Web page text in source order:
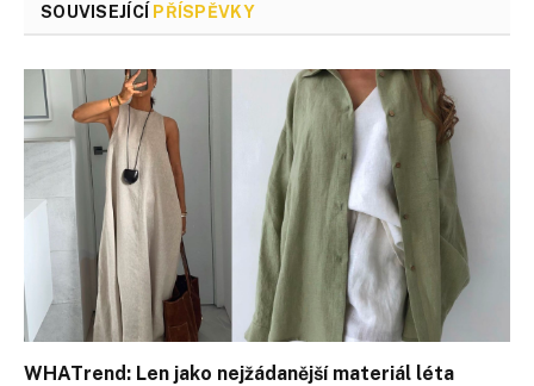
SOUVISEJÍCÍ PŘÍSPĚVKY
WHATrend: Len jako nejžádanější materiál léta